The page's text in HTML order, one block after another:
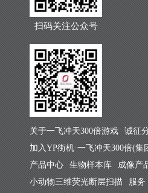
扫码关注公众号
关于一飞冲天300倍游戏
诚征
加入YP街机·一飞冲天300倍(集团
产品中心
生物样本库
成像产
小动物三维荧光断层扫描
服务